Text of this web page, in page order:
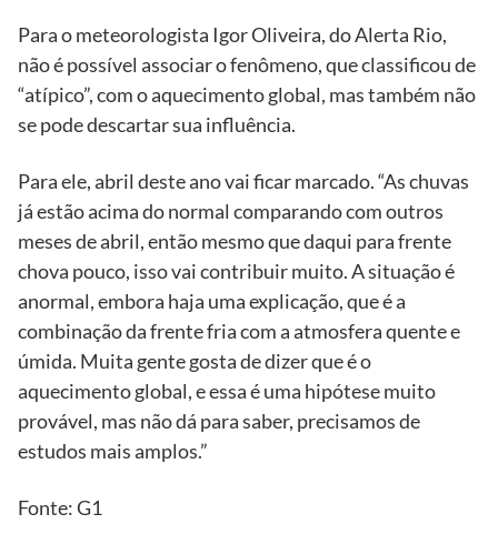
Para o meteorologista Igor Oliveira, do Alerta Rio,
não é possível associar o fenômeno, que classificou de
“atípico”, com o aquecimento global, mas também não
se pode descartar sua influência.
Para ele, abril deste ano vai ficar marcado. “As chuvas
já estão acima do normal comparando com outros
meses de abril, então mesmo que daqui para frente
chova pouco, isso vai contribuir muito. A situação é
anormal, embora haja uma explicação, que é a
combinação da frente fria com a atmosfera quente e
úmida. Muita gente gosta de dizer que é o
aquecimento global, e essa é uma hipótese muito
provável, mas não dá para saber, precisamos de
estudos mais amplos.”
Fonte: G1